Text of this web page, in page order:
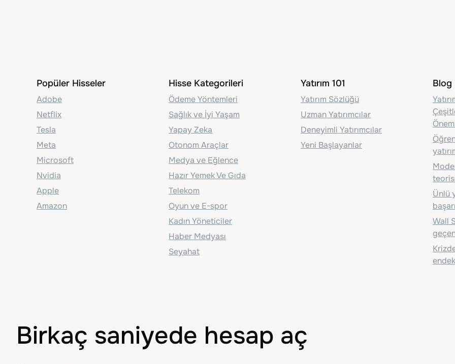
Popüler Hisseler
Adobe
Netflix
Tesla
Meta
Microsoft
Nvidia
Apple
Amazon
Hisse Kategorileri
Ödeme Yöntemleri
Sağlık ve İyi Yaşam
Yapay Zeka
Otonom Araçlar
Medya ve Eğlence
Hazır Yemek Ve Gıda
Telekom
Oyun ve E-spor
Kadın Yöneticiler
Haber Medyası
Seyahat
Yatırım 101
Yatırım Sözlüğü
Uzman Yatırımcılar
Deneyimli Yatırımcılar
Yeni Başlayanlar
Blog
Ünlü
Wall
Birkaç saniyede hesap aç